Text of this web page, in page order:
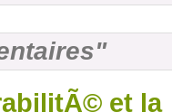
et la